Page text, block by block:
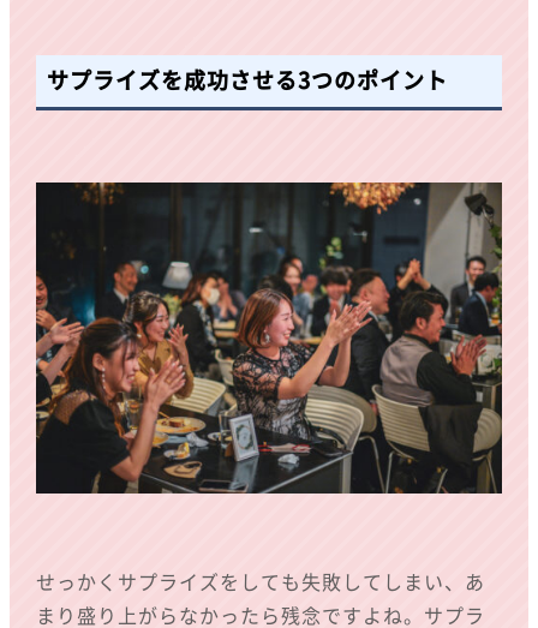
サプライズを成功させる3つのポイント
せっかくサプライズをしても失敗してしまい、あ
まり盛り上がらなかったら残念ですよね。サプラ